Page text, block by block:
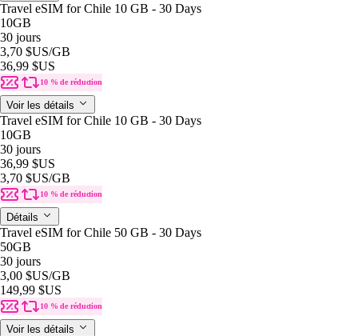
Travel eSIM for Chile 10 GB - 30 Days
10GB
30 jours
3,70 $US/GB
36,99 $US
10 % de réduction
Voir les détails
Travel eSIM for Chile 10 GB - 30 Days
10GB
30 jours
36,99 $US
3,70 $US/GB
10 % de réduction
Détails
Travel eSIM for Chile 50 GB - 30 Days
50GB
30 jours
3,00 $US/GB
149,99 $US
10 % de réduction
Voir les détails